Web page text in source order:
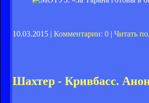
10.03.2015 | Комментарии: 0 | Читать
Шахтер - Кривбасс.